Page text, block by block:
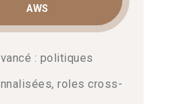
AWS
: politiques
roles cross-